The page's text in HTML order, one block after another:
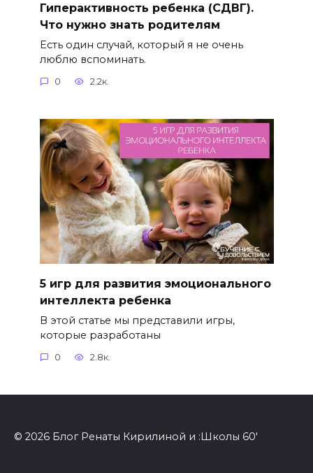
Гиперактивность ребенка (СДВГ).
Что нужно знать родителям
Есть один случай, который я не очень
люблю вспоминать.
0 2.2к.
5 игр для развития эмоционального
интеллекта ребенка
В этой статье мы представили игры,
которые разработаны
0 2.8к.
© 2026 Блог Ренаты Кирилиной и :Школы 60'